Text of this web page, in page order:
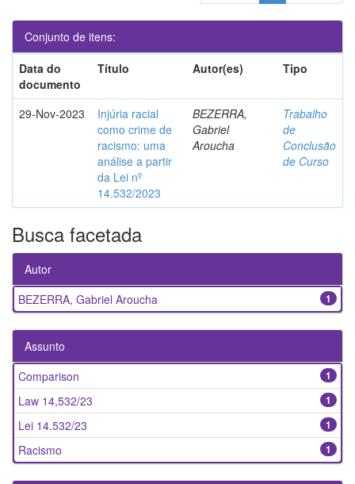
Conjunto de itens:
Data do
documento
Título Autor(es) Tipo
29-Nov-2023
Injúria racial
como crime de
racismo: uma
análise a partir
da Lei nº
14.532/2023
BEZERRA,
Gabriel
Aroucha
Trabalho
de
Conclusão
de Curso
Busca facetada
Autor
1
BEZERRA, Gabriel Aroucha
Assunto
1
Comparison
1
Law 14,532/23
1
Lei 14.532/23
1
Racismo